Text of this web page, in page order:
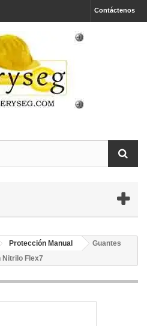
Contáctenos
Protección Manual
Guantes
Nitrilo Flex7